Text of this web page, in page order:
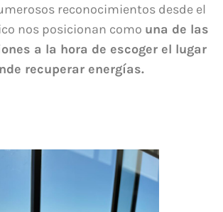
reconocimientos desde el
nos posicionan como una de las
a la hora de escoger el lugar
recuperar energías.